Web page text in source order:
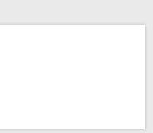
ック！